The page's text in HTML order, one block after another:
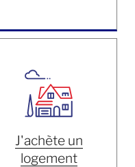
J'achète un
logement